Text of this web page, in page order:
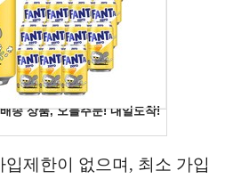
제한이 없으며, 최소 가입